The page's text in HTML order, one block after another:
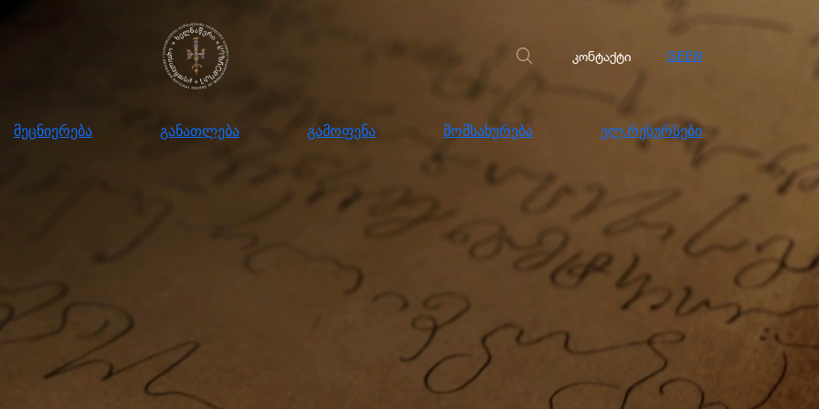
კონტაქტი GEEN
მეცნიერება განათლება გამოფენა მომსახურება ელ.რესურსები
განათლება